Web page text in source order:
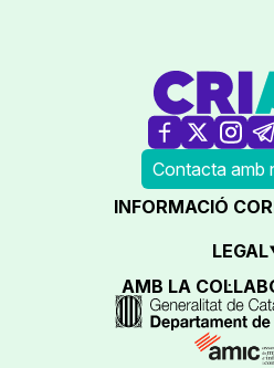
Contacta amb
INFORMACIÓ
LEGAL
AMB LA